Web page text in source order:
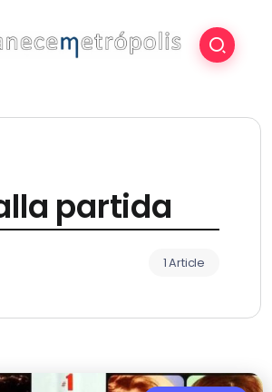
partida
1 Article